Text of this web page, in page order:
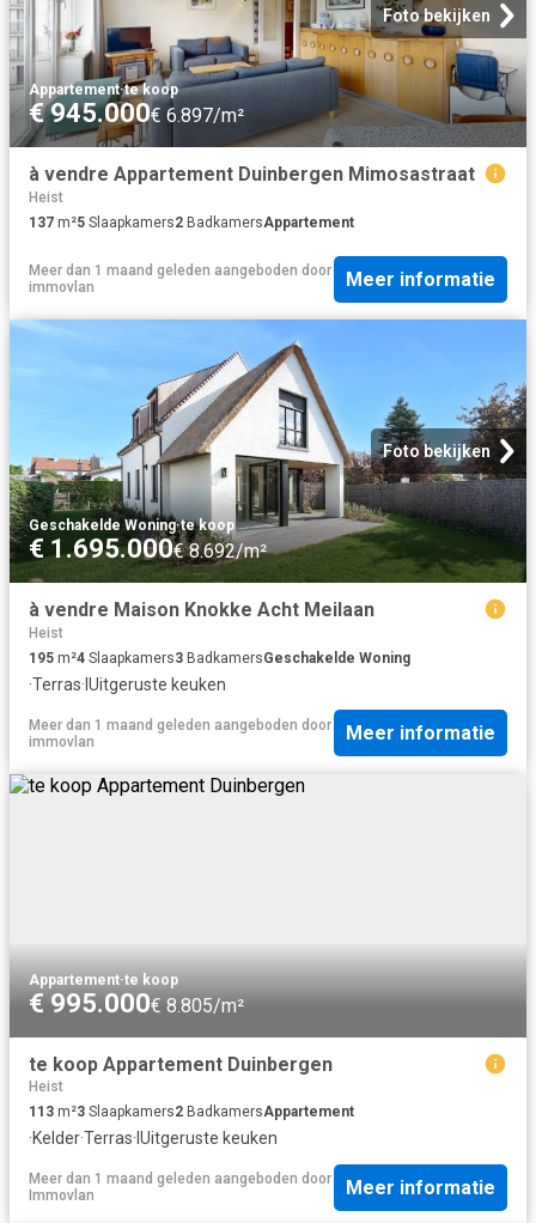
Foto bekijken
Appartement·te koop
€ 945.000€ 6.897/m²
à vendre Appartement Duinbergen Mimosastraat
Heist
137 m²5 Slaapkamers2 BadkamersAppartement
Meer dan 1 maand geleden aangeboden door
immovlan
Meer informatie
Foto bekijken
Geschakelde Woning·te koop
€ 1.695.000€ 8.692/m²
à vendre Maison Knokke Acht Meilaan
Heist
195 m²4 Slaapkamers3 BadkamersGeschakelde Woning
·Terras· IUitgeruste keuken
Meer dan 1 maand geleden aangeboden door
immovlan
Meer informatie
Appartement·te koop
€ 995.000€ 8.805/m²
te koop Appartement Duinbergen
Heist
113 m²3 Slaapkamers2 BadkamersAppartement
·Kelder·Terras· IUitgeruste keuken
Meer dan 1 maand geleden aangeboden door
Immovlan
Meer informatie